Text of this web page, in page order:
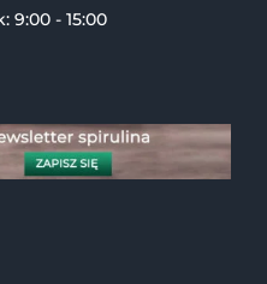
9:00 - 15:00